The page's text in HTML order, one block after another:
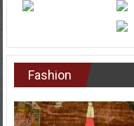
Fashion